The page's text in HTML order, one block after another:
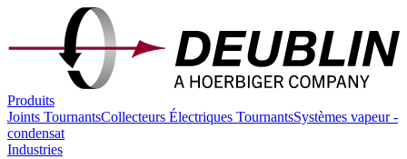
Produits
Joints TournantsCollecteurs Électriques TournantsSystèmes vapeur -
condensat
Industries